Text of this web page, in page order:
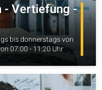
- Vertiefung -
bis donnerstags von
07:00 - 11:20 Uhr
zum Angebot